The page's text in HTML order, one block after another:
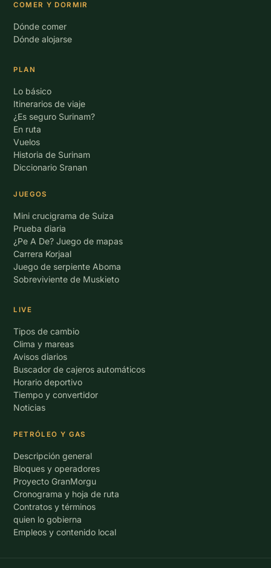
COMER Y DORMIR
Dónde comer
Dónde alojarse
PLAN
Lo básico
Itinerarios de viaje
¿Es seguro Surinam?
En ruta
Vuelos
Historia de Surinam
Diccionario Sranan
JUEGOS
Mini crucigrama de Suiza
Prueba diaria
¿Pe A De? Juego de mapas
Carrera Korjaal
Juego de serpiente Aboma
Sobreviviente de Muskieto
LIVE
Tipos de cambio
Clima y mareas
Avisos diarios
Buscador de cajeros automáticos
Horario deportivo
Tiempo y convertidor
Noticias
PETRÓLEO Y GAS
Descripción general
Bloques y operadores
Proyecto GranMorgu
Cronograma y hoja de ruta
Contratos y términos
quien lo gobierna
Empleos y contenido local